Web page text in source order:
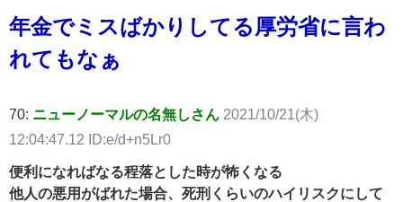
年金でミスばかりしてる厚労省に言わ
れてもなぁ
70: ニューノーマルの名無しさん 2021/10/21(木)
12:04:47.12 ID:e/d+n5Lr0
便利になればなる程落とした時が怖くなる
他人の悪用がばれた場合、死刑くらいのハイリスクにして